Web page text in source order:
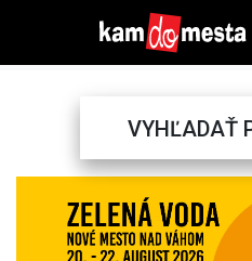
VYHĽADAŤ